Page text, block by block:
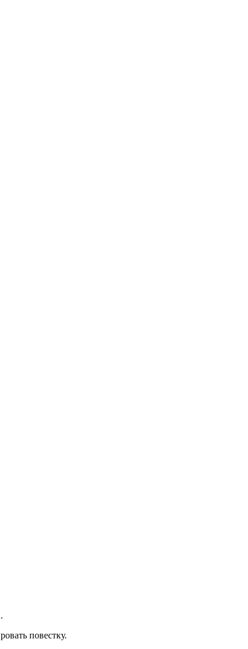
повестку.